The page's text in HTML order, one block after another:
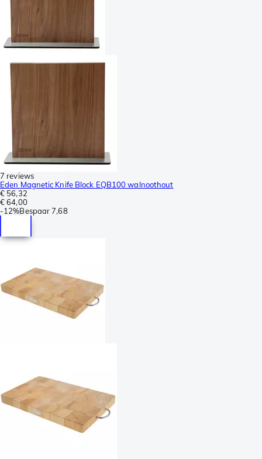
7 reviews
Eden Magnetic Knife Block EQB100 walnoothout
€ 56,32
€ 64,00
-12%Bespaar 7,68